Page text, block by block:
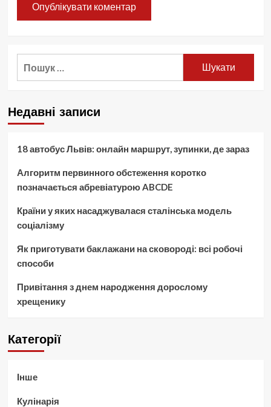
Недавні записи
18 автобус Львів: онлайн маршрут, зупинки, де зараз
Алгоритм первинного обстеження коротко
позначається абревіатурою ABCDE
Країни у яких насаджувалася сталінська модель
соціалізму
Як приготувати баклажани на сковороді: всі робочі
способи
Привітання з днем народження дорослому
хрещенику
Категорії
Інше
Кулінарія